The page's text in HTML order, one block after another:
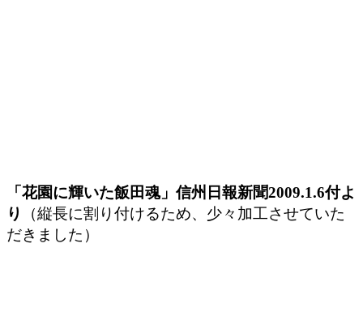
「花園に輝いた飯田魂」信州日報新聞2009.1.6付よ
り
（縦長に割り付けるため、少々加工させていた
だきました）